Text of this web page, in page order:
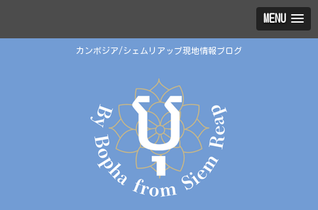
MENU
カンボジア/シェムリアップ現地情報ブログ